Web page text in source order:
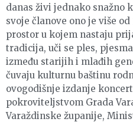
danas živi jednako snažno
svoje članove ono je više
prostor u kojem nastaju
tradicija, uči se ples,
između starijih i mlađih
čuvaju kulturnu baštinu
ovogodišnje izdanje
pokroviteljstvom Grada
Varaždinske županije,